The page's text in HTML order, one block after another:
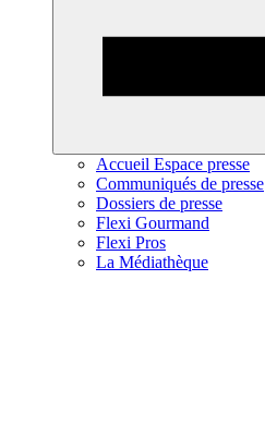
Accueil Espace presse
Communiqués de presse
Dossiers de presse
Flexi Gourmand
Flexi Pros
La Médiathèque